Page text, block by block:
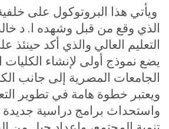
ويأتي هذا البروتوكول على
الذي وقع من قبل وشهده ا. د
التعليم العالي والذي أكد حينئذ
يضع نموذج أولى لإنشاء
الجامعات المصرية إلى جانب
ويعتبر خطوة هامة في تطوير
واستحداث برامج دراسية